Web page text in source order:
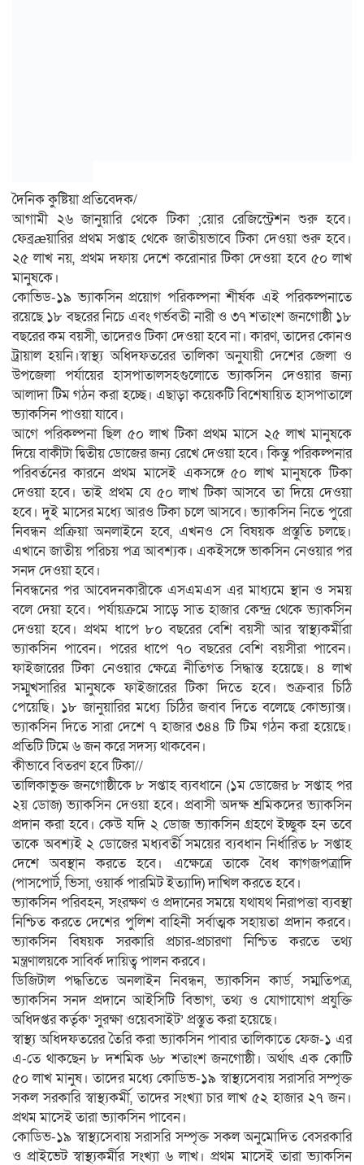
দৈনিক কুষ্টিয়া প্রতিবেদক/
আগামী ২৬ জানুয়ারি থেকে টিকা ;েয়ার রেজিস্ট্রেশন শুরু হবে।
ফেব্রæয়ারির প্রথম সপ্তাহ থেকে জাতীয়ভাবে টিকা দেওয়া শুরু হবে।
২৫ লাখ নয়, প্রথম দফায় দেশে করোনার টিকা দেওয়া হবে ৫০ লাখ
মানুষকে।
কোভিড-১৯ ভ্যাকসিন প্রয়োগ পরিকল্পনা শীর্ষক এই পরিকল্পনাতে
রয়েছে ১৮ বছরের নিচে এবং গর্ভবতী নারী ও ৩৭ শতাংশ জনগোষ্ঠী ১৮
বছরের কম বয়সী, তাদেরও টিকা দেওয়া হবে না। কারণ, তাদের কোনও
ট্রায়াল হয়নি।স্বাস্থ্য অধিদফতরের তালিকা অনুযায়ী দেশের জেলা ও
উপজেলা পর্যায়ের হাসপাতালসহগুলোতে ভ্যাকসিন দেওয়ার জন্য
আলাদা টিম গঠন করা হচ্ছে। এছাড়া কয়েকটি বিশেষায়িত হাসপাতালে
ভ্যাকসিন পাওয়া যাবে।
আগে পরিকল্পনা ছিল ৫০ লাখ টিকা প্রথম মাসে ২৫ লাখ মানুষকে
দিয়ে বাকীটা দ্বিতীয় ডোজের জন্য রেখে দেওয়া হবে। কিন্তু পরিকল্পনার
পরিবর্তনের কারনে প্রথম মাসেই একসঙ্গে ৫০ লাখ মানুষকে টিকা
দেওয়া হবে। তাই প্রথম যে ৫০ লাখ টিকা আসবে তা দিয়ে দেওয়া
হবে। দুই মাসের মধ্যে আরও টিকা চলে আসবে। ভ্যাকসিন নিতে পুরো
নিবন্ধন প্রক্রিয়া অনলাইনে হবে, এখনও সে বিষয়ক প্রস্তুতি চলছে।
এখানে জাতীয় পরিচয় পত্র আবশ্যক। একইসঙ্গে ভাকসিন নেওয়ার পর
সনদ দেওয়া হবে।
নিবন্ধনের পর আবেদনকারীকে এসএমএস এর মাধ্যমে স্থান ও সময়
বলে দেয়া হবে। পর্যায়ক্রমে সাড়ে সাত হাজার কেন্দ্র থেকে ভ্যাকসিন
দেওয়া হবে। প্রথম ধাপে ৮০ বছরের বেশি বয়সী আর স্বাস্থ্যকর্মীরা
ভ্যাকসিন পাবেন। পরের ধাপে ৭০ বছরের বেশি বয়সীরা পাবেন।
ফাইজারের টিকা নেওয়ার ক্ষেত্রে নীতিগত সিদ্ধান্ত হয়েছে। ৪ লাখ
সম্মুখসারির মানুষকে ফাইজারের টিকা দিতে হবে। শুক্রবার চিঠি
পেয়েছি। ১৮ জানুয়ারির মধ্যে চিঠির জবাব দিতে বলেছে কোভ্যাক্স।
ভ্যাকসিন দিতে সারা দেশে ৭ হাজার ৩৪৪ টি টিম গঠন করা হয়েছে।
প্রতিটি টিমে ৬ জন করে সদস্য থাকবেন।
কীভাবে বিতরণ হবে টিকা//
তালিকাভুক্ত জনগোষ্ঠীকে ৮ সপ্তাহ ব্যবধানে (১ম ডোজের ৮ সপ্তাহ পর
২য় ডোজ) ভ্যাকসিন দেওয়া হবে। প্রবাসী অদক্ষ শ্রমিকদের ভ্যাকসিন
প্রদান করা হবে। কেউ যদি ২ ডোজ ভ্যাকসিন গ্রহণে ইচ্ছুক হন তবে
তাকে অবশ্যই ২ ডোজের মধ্যবর্তী সময়ের ব্যবধান নির্ধারিত ৮ সপ্তাহ
দেশে অবস্থান করতে হবে। এক্ষেত্রে তাকে বৈধ কাগজপত্রাদি
(পাসপোর্ট, ভিসা, ওয়ার্ক পারমিট ইত্যাদি) দাখিল করতে হবে।
ভ্যাকসিন পরিবহন, সংরক্ষণ ও প্রদানের সময়ে যথাযথ নিরাপত্তা ব্যবস্থা
নিশ্চিত করতে দেশের পুলিশ বাহিনী সর্বাত্মক সহায়তা প্রদান করবে।
ভ্যাকসিন বিষয়ক সরকারি প্রচার-প্রচারণা নিশ্চিত করতে তথ্য
মন্ত্রণালয়কে সাবির্ক দায়িত্ব পালন করবে।
ডিজিটাল পদ্ধতিতে অনলাইন নিবন্ধন, ভ্যাকসিন কার্ড, সম্মতিপত্র,
ভ্যাকসিন সনদ প্রদানে আইসিটি বিভাগ, তথ্য ও যোগাযোগ প্রযুক্তি
অধিদপ্তর কর্তৃক‘ সুরক্ষা ওয়েবসাইট’ প্রস্তুত করা হয়েছে।
স্বাস্থ্য অধিদফতরের তৈরি করা ভ্যাকসিন পাবার তালিকাতে ফেজ-১ এর
এ-তে থাকছেন ৮ দশমিক ৬৮ শতাংশ জনগোষ্ঠী। অর্থাৎ এক কোটি
৫০ লাখ মানুষ। তাদের মধ্যে কোডিভ-১৯ স্বাস্থ্যসেবায় সরাসরি সম্পৃক্ত
সকল সরকারি স্বাস্থ্যকর্মী, তাদের সংখ্যা চার লাখ ৫২ হাজার ২৭ জন।
প্রথম মাসেই তারা ভ্যাকসিন পাবেন।
কোডিভ-১৯ স্বাস্থ্যসেবায় সরাসরি সম্পৃক্ত সকল অনুমোদিত বেসরকারি
ও প্রাইভেট স্বাস্থ্যকর্মীর সংখ্যা ৬ লাখ। প্রথম মাসেই তারা ভ্যাকসিন